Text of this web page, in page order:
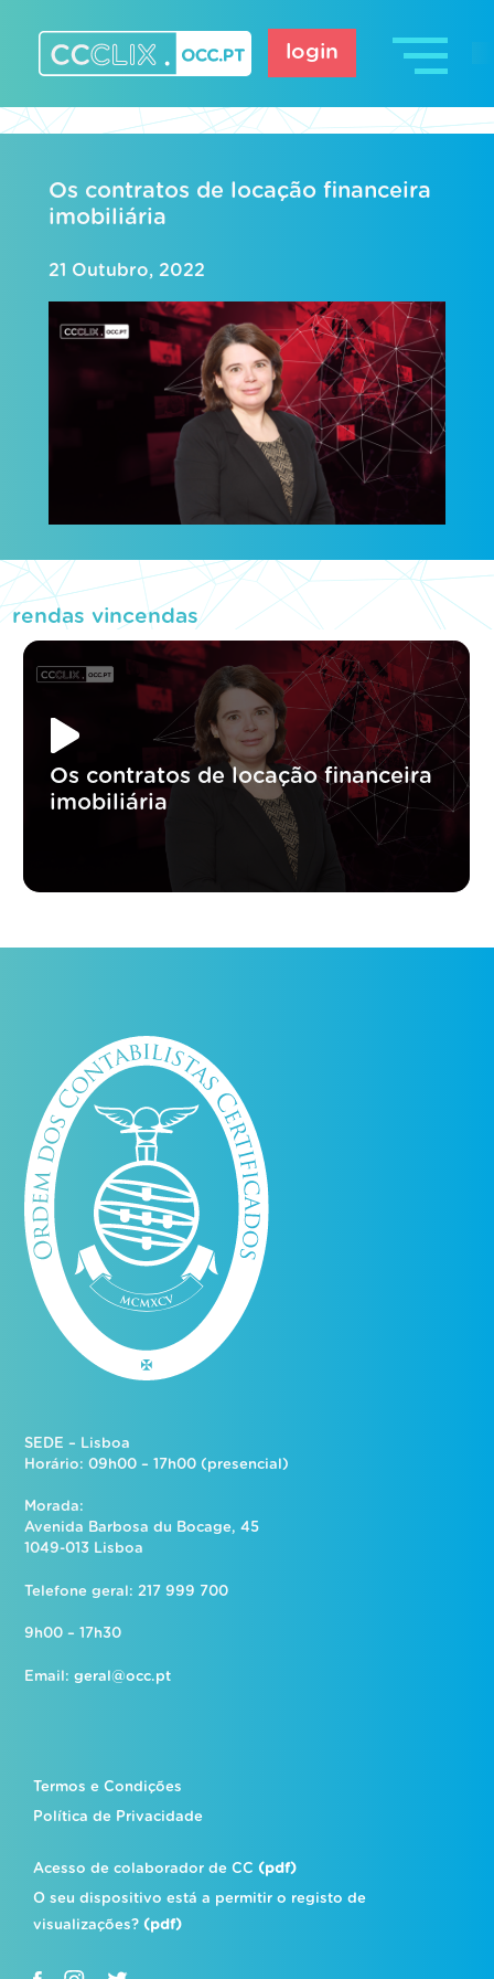
content
login
Os contratos de locação financeira
imobiliária
21 Outubro, 2022
rendas vincendas
Os contratos de locação financeira
imobiliária
SEDE – Lisboa
Horário: 09h00 – 17h00 (presencial)
Morada:
Avenida Barbosa du Bocage, 45
1049-013 Lisboa
Telefone geral: 217 999 700
9h00 – 17h30
Email:geral@occ.pt
Termos e Condições
Política de Privacidade
Acesso de colaborador de CC(pdf)
O seu dispositivo está a permitir o registo de
visualizações?(pdf)